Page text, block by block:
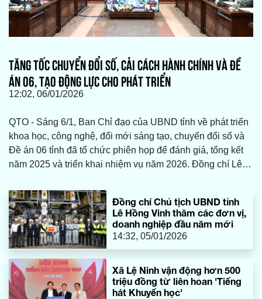
TĂNG TỐC CHUYỂN ĐỔI SỐ, CẢI CÁCH HÀNH CHÍNH VÀ ĐỀ
ÁN 06, TẠO ĐỘNG LỰC CHO PHÁT TRIỂN
12:02, 06/01/2026
QTO - Sáng 6/1, Ban Chỉ đạo của UBND tỉnh về phát triển
khoa học, công nghệ, đổi mới sáng tạo, chuyển đổi số và
Đề án 06 tỉnh đã tổ chức phiên họp để đánh giá, tổng kết
năm 2025 và triển khai nhiệm vụ năm 2026. Đồng chí Lê
Trưởng ban chỉ đạo chủ trì phiên họp.
Đồng chí Chủ tịch UBND tỉnh
Lê Hồng Vinh thăm các đơn vị,
doanh nghiệp đầu năm mới
14:32, 05/01/2026
Xã Lệ Ninh vận động hơn 500
triệu đồng từ liên hoan 'Tiếng
hát Khuyến học'